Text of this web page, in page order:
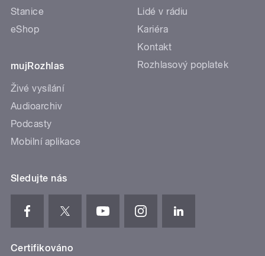
Stanice
eShop
mujRozhlas
Živé vysílání
Audioarchiv
Podcasty
Mobilní aplikace
Lidé v rádiu
Kariéra
Kontakt
Rozhlasový poplatek
Sledujte nás
Certifikováno